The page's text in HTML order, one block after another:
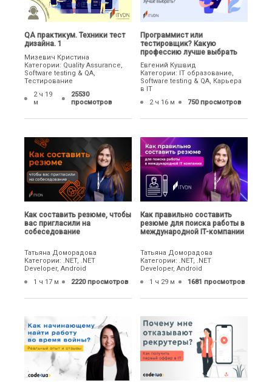
QA практикум. Техники тест
дизайна. 1
Мизевич Кристина
Категории: Quality Assurance,
Software testing & QA,
Тестирование
2 ч 19
м
25530
просмотров
Программист или
тестировщик? Какую
профессию лучше выбрать
Евгений Кушвид
Категории: IT образование,
Software testing & QA, Карьера
в IT
2 ч 16 м
750 просмотров
Как составить резюме, чтобы
вас пригласили на
собеседование
Татьяна Доморадова
Категории: .NET, .NET
Developer, Android
1 ч 17 м
2220 просмотров
Как правильно составить
резюме для поиска работы в
международной IT-компании
Татьяна Доморадова
Категории: .NET, .NET
Developer, Android
1 ч 29 м
1681 просмотров